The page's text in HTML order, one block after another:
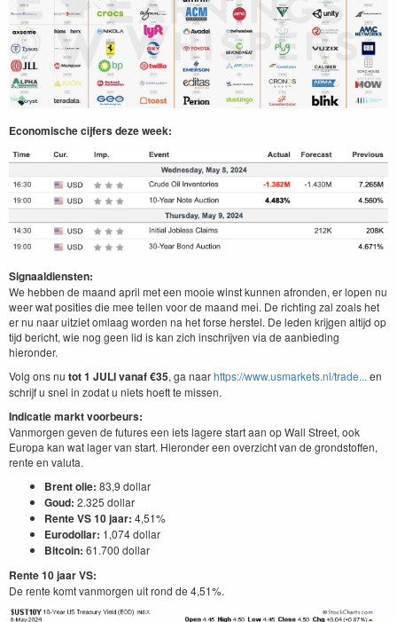
Economische cijfers deze week:
Signaaldiensten:
We hebben de maand april met een mooie winst kunnen afronden, er lopen nu
weer wat posities die mee tellen voor de maand mei. De richting zal zoals het
er nu naar uitziet omlaag worden na het forse herstel. De leden krijgen altijd op
tijd bericht, wie nog geen lid is kan zich inschrijven via de aanbieding
hieronder.
Volg ons nu tot 1 JULI vanaf €35, ga naarhttps://www.usmarkets.nl/trade... en
schrijf u snel in zodat u niets hoeft te missen.
Indicatie markt voorbeurs:
Vanmorgen geven de futures een iets lagere start aan op Wall Street, ook
Europa kan wat lager van start. Hieronder een overzicht van de grondstoffen,
rente en valuta.
Brent olie: 83,9 dollar
Goud: 2.325 dollar
Rente VS 10 jaar: 4,51%
Eurodollar: 1,074 dollar
Bitcoin: 61.700 dollar
Rente 10 jaar VS:
De rente komt vanmorgen uit rond de 4,51%.